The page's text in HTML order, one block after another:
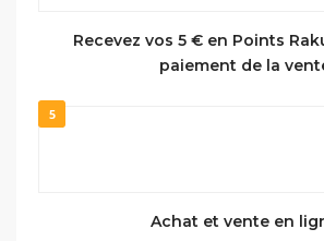
Recevez vos 5 € en Points
paiement de la
5
Achat et vente en